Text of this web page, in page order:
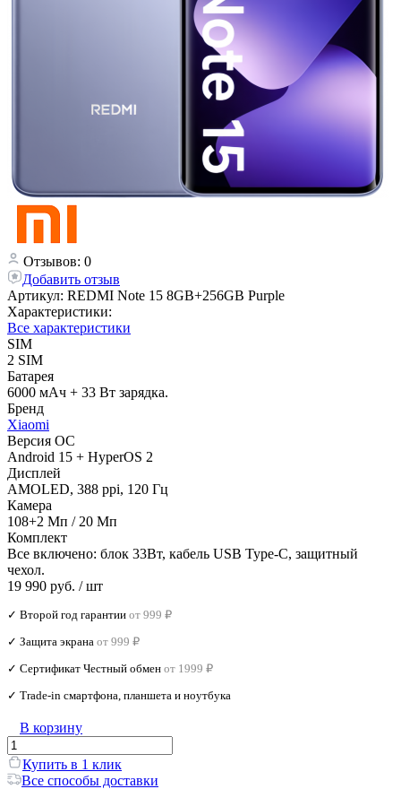
Отзывов: 0
Добавить отзыв
Артикул: REDMI Note 15 8GB+256GB Purple
Характеристики:
Все характеристики
SIM
2 SIM
Батарея
6000 мАч + 33 Вт зарядка.
Бренд
Xiaomi
Версия ОС
Android 15 + HyperOS 2
Дисплей
AMOLED, 388 ppi, 120 Гц
Камера
108+2 Мп / 20 Мп
Комплект
Все включено: блок 33Вт, кабель USB Type-C, защитный
чехол.
19 990 руб. / шт
✓ Второй год гарантии от 999 ₽
✓ Защита экрана от 999 ₽
✓ Сертификат Честный обмен от 1999 ₽
✓ Trade‑in смартфона, планшета и ноутбука
В корзину
Купить в 1 клик
Все способы доставки